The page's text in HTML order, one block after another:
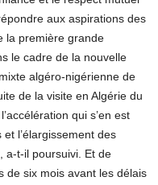
aux aspirations des
la première grande
le cadre de la nouvelle
algéro-nigérienne de
de la visite en Algérie du
qui s’en est
l’élargissement des
a-t-il poursuivi. Et de
de six mois avant les délais